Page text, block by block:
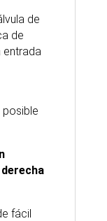
de
de
entrada
posible
fácil